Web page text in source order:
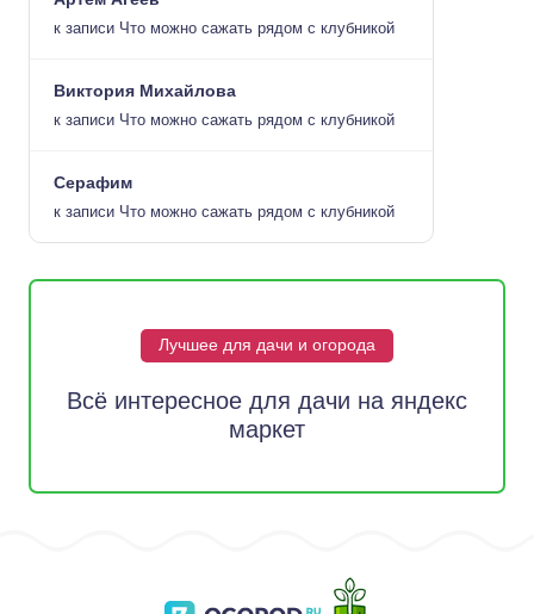
к записи Что можно сажать рядом с клубникой
Виктория Михайлова
к записи Что можно сажать рядом с клубникой
Серафим
к записи Что можно сажать рядом с клубникой
Лучшее для дачи и огорода
Всё интересное для дачи на яндекс
маркет